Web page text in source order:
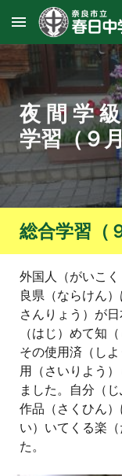
Skip to main
夜 間 学
学習（９
総合学習（
外国人（がいこ
良県（ならけん
さんりょう）が
（はじ）めて知
その使用済（し
用（さいりよう
ました。自分（
作品（さくひん
い）いてくる楽
た。